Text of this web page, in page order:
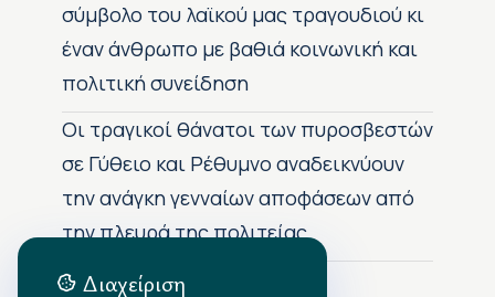
σύμβολο του λαϊκού μας τραγουδιού κι
έναν άνθρωπο με βαθιά κοινωνική και
πολιτική συνείδηση
Οι τραγικοί θάνατοι των πυροσβεστών
σε Γύθειο και Ρέθυμνο αναδεικνύουν
την ανάγκη γενναίων αποφάσεων από
την πλευρά της πολιτείας
Διαχείριση